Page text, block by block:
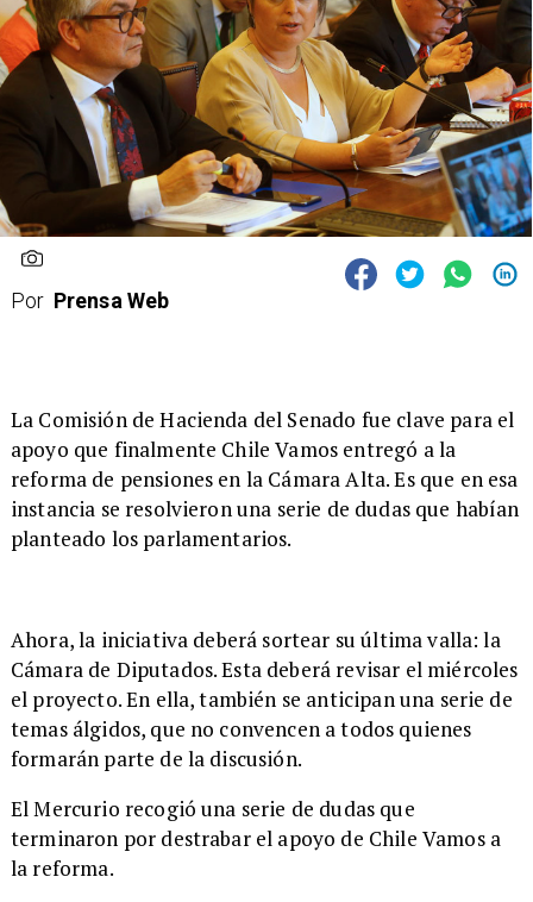
Por Prensa Web
La Comisión de Hacienda del Senado fue clave para el
apoyo que finalmente Chile Vamos entregó a la
reforma de pensiones en la Cámara Alta. Es que en esa
instancia se resolvieron una serie de dudas que habían
planteado los parlamentarios.
Ahora, la iniciativa deberá sortear su última valla: la
Cámara de Diputados. Esta deberá revisar el miércoles
el proyecto. En ella, también se anticipan una serie de
temas álgidos, que no convencen a todos quienes
formarán parte de la discusión.
​El Mercurio recogió una serie de dudas que
terminaron por destrabar el apoyo de Chile Vamos a
la reforma.